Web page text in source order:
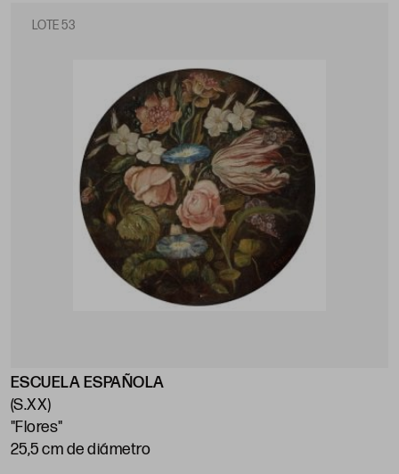
LOTE 53
ESCUELA ESPAÑOLA
(S.XX)
"Flores"
25,5 cm de diámetro